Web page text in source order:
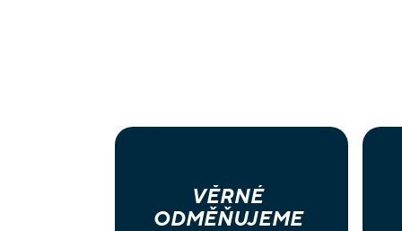
VĚRNÉ
ODMĚŇUJEME